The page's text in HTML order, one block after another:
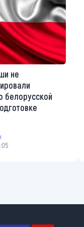
не
белорусской